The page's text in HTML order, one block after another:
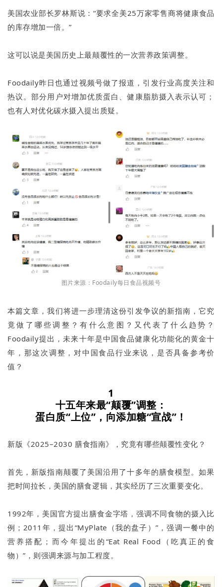
美国农业部长罗林斯说：“要求全美25万家零售商将健康食品
的库存增加一倍。”
这可以说是美国历史上最颠覆性的一次营养政策调整。
Foodaily昨日也通过视频号做了报道，引发行业高度关注和
热议。部分用户对增加优质蛋白、健康脂肪摄入表示认可；
也有人对优化碳水摄入提出质疑。
图片来源：Foodaily每日食品视频号
本篇文章，我们将进一步理清这份引发争议的新指南，它究
竟做了哪些调整？有什么意图？又代表了什么趋势？
Foodaily提出，未来十年是中国食品健康化功能化的黄金十
年，那这次调整，对中国食品行业来说，是否具备参考价
值？
1
十五年来最“颠覆”调整：
蛋白质“上位”，向添加糖“宣战”！
新版《2025–2030 膳食指南》，究竟有哪些颠覆性变化？
首先，新版指南颠覆了美国沿用了十多年的膳食模型。如果
把时间拉长，美国的膳食逻辑，其实经历了三次重要变化。
1992年，美国官方提出膳食金字塔，强调不同食物的摄入比
例；2011年，提出“MyPlate（我的盘子）”，强调一餐中的
营养搭配；而今年提出的“Eat Real Food（吃真正的食
物）”，则强调来源与加工程度。